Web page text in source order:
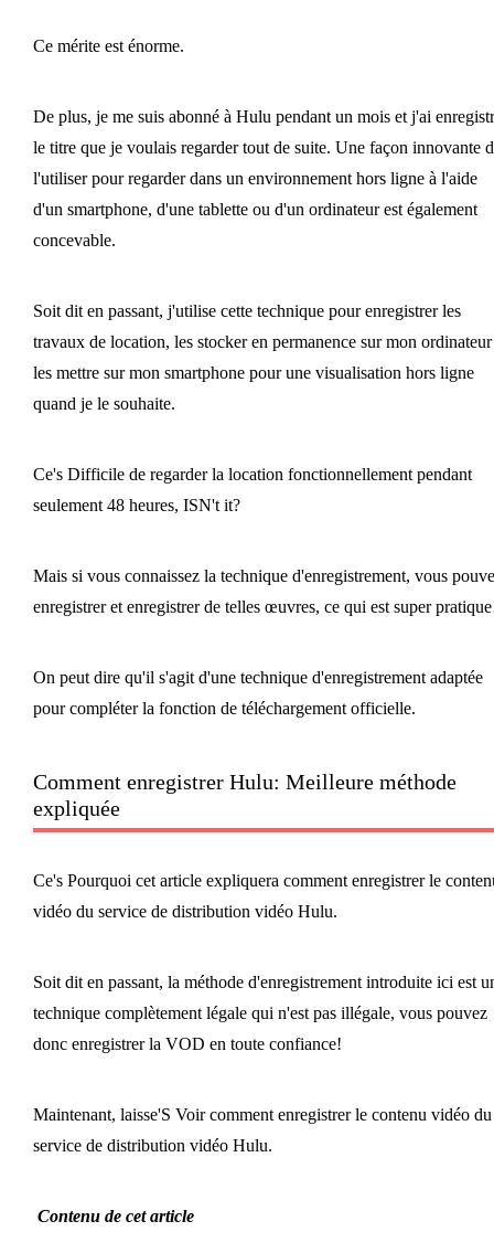
Ce mérite est énorme.
De plus, je me suis abonné à Hulu pendant un mois et j'ai
le titre que je voulais regarder tout de suite. Une façon innovante
l'utiliser pour regarder dans un environnement hors ligne à l'aide
d'un smartphone, d'une tablette ou d'un ordinateur est également
concevable.
Soit dit en passant, j'utilise cette technique pour enregistrer les
travaux de location, les stocker en permanence sur mon ordinateur
les mettre sur mon smartphone pour une visualisation hors ligne
quand je le souhaite.
Ce's Difficile de regarder la location fonctionnellement pendant
seulement 48 heures, ISN't it?
Mais si vous connaissez la technique d'enregistrement, vous
enregistrer et enregistrer de telles œuvres, ce qui est super
On peut dire qu'il s'agit d'une technique d'enregistrement adaptée
pour compléter la fonction de téléchargement officielle.
Comment enregistrer Hulu: Meilleure méthode
expliquée
Ce's Pourquoi cet article expliquera comment enregistrer le
vidéo du service de distribution vidéo Hulu.
Soit dit en passant, la méthode d'enregistrement introduite ici est
technique complètement légale qui n'est pas illégale, vous pouvez
donc enregistrer la VOD en toute confiance!
Maintenant, laisse'S Voir comment enregistrer le contenu vidéo du
service de distribution vidéo Hulu.
Contenu de cet article